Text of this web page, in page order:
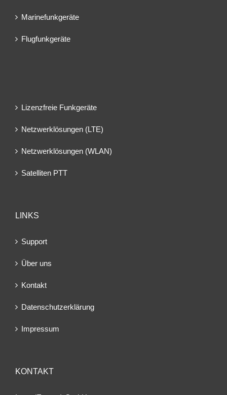
Marinefunkgeräte
Flugfunkgeräte
Lizenzfreie Funkgeräte
Netzwerklösungen (LTE)
Netzwerklösungen (WLAN)
Satelliten PTT
LINKS
Support
Über uns
Kontakt
Datenschutzerklärung
Impressum
KONTAKT